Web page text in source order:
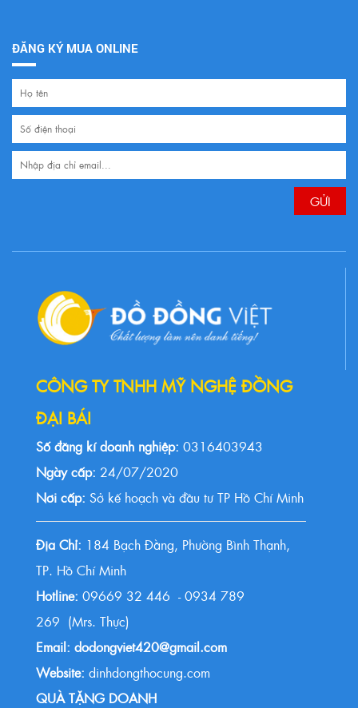
ĐĂNG KÝ MUA ONLINE
CÔNG TY TNHH MỸ NGHỆ ĐỒNG
ĐẠI BÁI
Số đăng kí doanh nghiệp: 0316403943
Ngày cấp: 24/07/2020
Nơi cấp: Sở kế hoạch và đầu tư TP Hồ Chí Minh
Địa Chỉ: 184 Bạch Đằng, Phường Bình Thạnh,
TP. Hồ Chí Minh
Hotline: 09669 32 446 - 0934 789
269 (Mrs. Thực)
Email: dodongviet420@gmail.com
Website: dinhdongthocung.com
QUÀ TẶNG DOANH